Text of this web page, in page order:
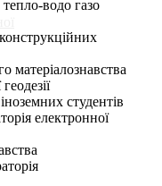
тепло-водо газо
матеріалознавства
студентів
електронної